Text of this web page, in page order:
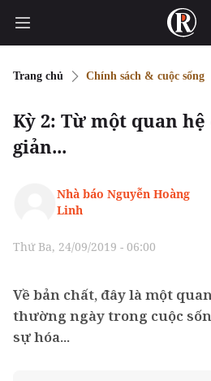
Trang chủ Chính sách & cuộc sống
Kỳ 2: Từ một quan
giản...
Nhà báo Nguyễn Hoàng
Linh
Thứ Ba, 24/09/2019 - 06:00
Về bản chất, đây là một
thường ngày trong cuộc
sự hóa...